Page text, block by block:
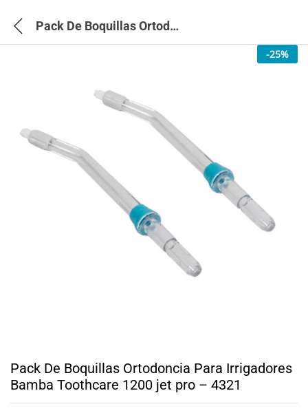
Pack De Boquillas Ortodoncia Para Irrigadores Bamba Toothcare 1200 jet pro – 4321
-25%
Pack De Boquillas Ortodoncia Para Irrigadores
Bamba Toothcare 1200 jet pro – 4321